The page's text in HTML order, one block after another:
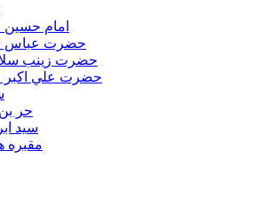
امام حسين
حضرت عباس
حضرت زينب سلام
حضرت علي اكبر
حر
سيد
مقبره